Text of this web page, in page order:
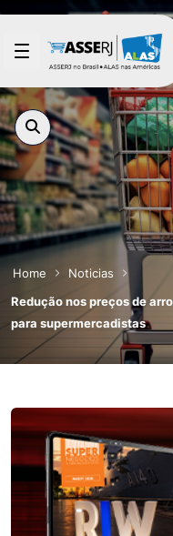
Saltar al contenido
Home
Noticias
Redução nos preços de
para supermercadistas